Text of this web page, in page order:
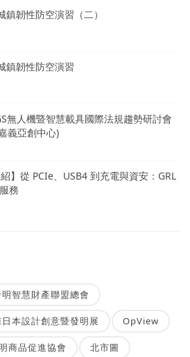
鎮韌性防空演習（二）
鎮韌性防空演習
無人機暨智慧載具國際法規趨勢研討會
義亞創中心)
紹】從 PCIe、USB4 到充電與資安：GRL
務
智慧財產聯盟總會
日本設計創意暨發明展 OpView
商品促進協會 北市圖